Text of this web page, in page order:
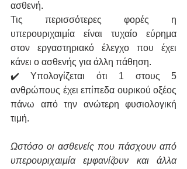
ασθενή.
Τις περισσότερες φορές η
υπερουριχαιμία είναι τυχαίο εύρημα
στον εργαστηριακό έλεγχο που έχει
κάνει ο ασθενής για άλλη πάθηση.
✔️ Υπολογίζεται ότι 1 στους 5
ανθρώπους έχει επίπεδα ουρικού οξέος
πάνω από την ανώτερη φυσιολογική
τιμή.
Ωστόσο οι ασθενείς που πάσχουν από
υπερουριχαιμία εμφανίζουν και άλλα